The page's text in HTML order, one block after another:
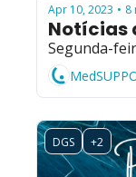
Apr 10, 2023 • 8
Notícias
Segunda-
DGS +2